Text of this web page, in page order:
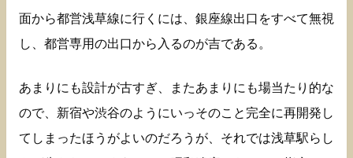
面から都営浅草線に行くには、銀座線出口をすべて無視
し、都営専用の出口から入るのが吉である。
あまりにも設計が古すぎ、またあまりにも場当たり的な
ので、新宿や渋谷のようにいっそのこと完全に再開発し
てしまったほうがよいのだろうが、それでは浅草駅らし